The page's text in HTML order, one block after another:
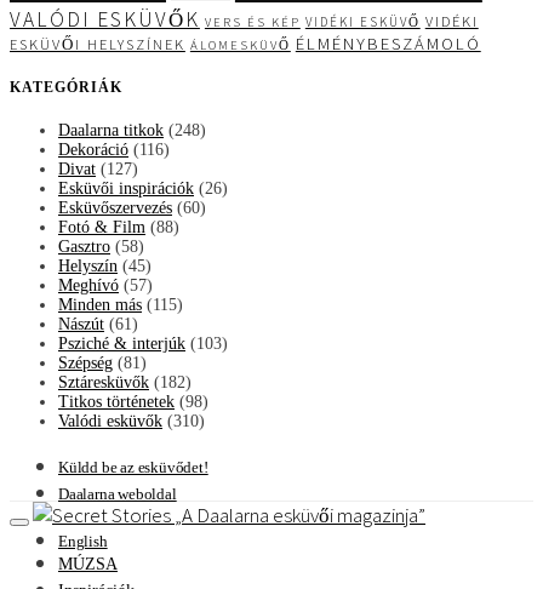
VALÓDI ESKÜVŐK VERS ÉS KÉP VIDÉKI ESKÜVŐ VIDÉKI
ESKÜVŐI HELYSZÍNEK ÁLOMESKÜVŐ ÉLMÉNYBESZÁMOLÓ
KATEGÓRIÁK
Daalarna titkok (248)
Dekoráció (116)
Divat (127)
Esküvői inspirációk (26)
Esküvőszervezés (60)
Fotó & Film (88)
Gasztro (58)
Helyszín (45)
Meghívó (57)
Minden más (115)
Nászút (61)
Psziché & interjúk (103)
Szépség (81)
Sztáresküvők (182)
Titkos történetek (98)
Valódi esküvők (310)
Küldd be az esküvődet!
Daalarna weboldal
English
A Daalarna esküvői magazinja
MÚZSA